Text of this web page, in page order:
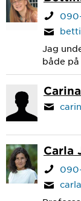
Jag
både
Carla